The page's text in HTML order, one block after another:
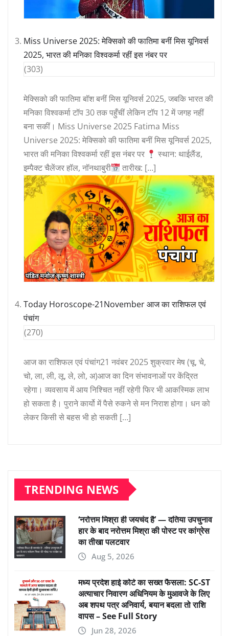
Miss Universe 2025: मेक्सिको की फातिमा बनीं मिस यूनिवर्स
2025, भारत की मनिका विश्वकर्मा रहीं इस नंबर पर
(303)
मेक्सिको की फातिमा बॉश बनीं मिस यूनिवर्स 2025, जबकि भारत की
मनिका विश्वकर्मा टॉप 30 तक पहुँचीं लेकिन टॉप 12 में जगह नहीं
बना सकीं। Miss Universe 2025 Fatima Miss
Universe 2025: मेक्सिको की फातिमा बनीं मिस यूनिवर्स 2025,
भारत की मनिका विश्वकर्मा रहीं इस नंबर पर
स्थान: थाईलैंड,
इम्पैक्ट चैलेंजर हॉल, नॉनथाबुरी
तारीख: […]
Today Horoscope-21November आज का राशिफल एवं
पंचांग
(270)
आज का राशिफल एवं पंचांग21 नवंबर 2025 शुक्रवार मेष (चू, चे,
चो, ला, ली, लू, ले, लो, अ)आज का दिन संभावनाओं पर केंद्रित
रहेगा। व्यवसाय में आय निश्चित नहीं रहेगी फिर भी आकस्मिक लाभ
हो सकता है। पुराने कार्यो में पैसे रुकने से मन निराश होगा। धन को
लेकर किसी से बहस भी हो सकती […]
TRENDING NEWS
‘नरोत्तम मिश्रा ही जयचंद है’ — दतिया उपचुनाव
हार के बाद नरोत्तम मिश्रा की पोस्ट पर कांग्रेस
का तीखा पलटवार
Aug 5, 2026
मध्य प्रदेश हाई कोर्ट का सख्त फैसला: SC-ST
अत्याचार निवारण अधिनियम के मुआवजे के लिए
अब शपथ पत्र अनिवार्य, बयान बदला तो राशि
वापस – See Full Story
Jun 28, 2026